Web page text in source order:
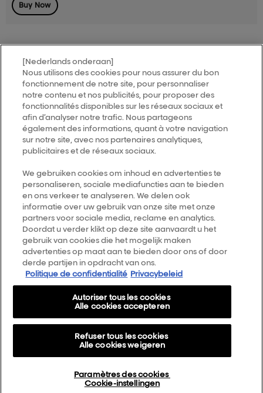
Buy Now
MY HAIR[iD]
Trouver un salon
Follow us
L’Oréal Professionnel
14, rue Royale 75008 PARIS
consumercareNL@loreal.com
Retour haut de page
Choisir votre pays
Conditions générales
Politique de confidentialité
Cookie Settings
AirLight Pro Terms & Conditions
[Nederlands onderaan]
Nous utilisons des cookies pour nous assurer du bon
fonctionnement de notre site, pour personnaliser
notre contenu et nos publicités, pour proposer des
fonctionnalités disponibles sur les réseaux sociaux et
afin d’analyser notre trafic. Nous partageons
également des informations, quant à votre navigation
sur notre site, avec nos partenaires analytiques,
publicitaires et de réseaux sociaux.
We gebruiken cookies om inhoud en advertenties te
personaliseren, sociale mediafuncties aan te bieden
en ons verkeer te analyseren. We delen ook
informatie over uw gebruik van onze site met onze
partners voor sociale media, reclame en analytics.
Doordat u verder klikt op deze site aanvaardt u het
gebruik van cookies die het mogelijk maken
advertenties op maat aan te bieden door ons of door
derde partijen in opdracht van ons.
Politique de confidentialité Privacybeleid
Paramètres des cookies
Cookie-instellingen
Refuser tous les cookies
Alle cookies weigeren
Autoriser tous les cookies
Alle cookies accepteren